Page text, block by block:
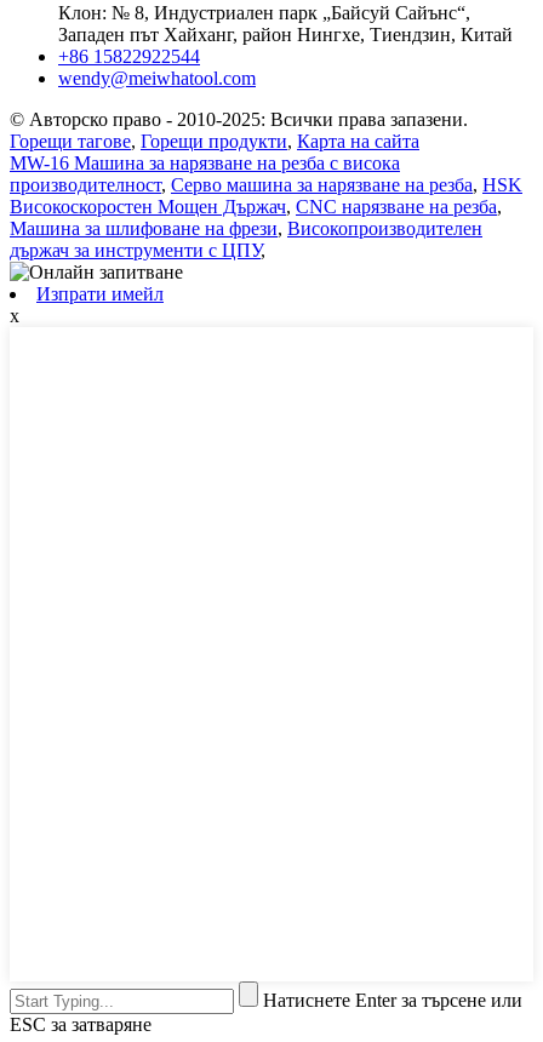
Клон: № 8, Индустриален парк „Байсуй Сайънс“,
Западен път Хайханг, район Нингхе, Тиендзин, Китай
+86 15822922544
wendy@meiwhatool.com
© Авторско право - 2010-2025: Всички права запазени.
Горещи тагове, Горещи продукти, Карта на сайта
MW-16 Машина за нарязване на резба с висока
производителност, Серво машина за нарязване на резба, HSK
Високоскоростен Мощен Държач, CNC нарязване на резба,
Машина за шлифоване на фрези, Високопроизводителен
държач за инструменти с ЦПУ,
Изпрати имейл
x
Натиснете Enter за търсене или
ESC за затваряне